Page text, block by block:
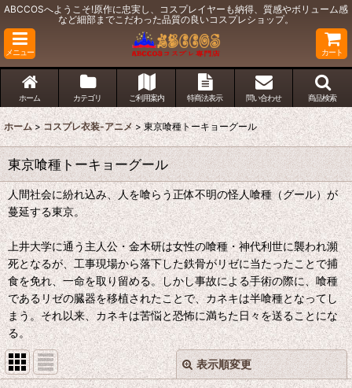
ABCCOSへようこそ!原作に忠実し、コスプレイヤーも納得、質感やボリューム感
など細部までこだわった品質の良いコスプレショップ。
メニュー カート
ホーム カテゴリ ご利用案内 特商法表示 問い合わせ 商品検索
ホーム > コスプレ衣装-アニメ > 東京喰種トーキョーグール
東京喰種トーキョーグール
人間社会に紛れ込み、人を喰らう正体不明の怪人喰種（グール）が
蔓延する東京。
上井大学に通う主人公・金木研は女性の喰種・神代利世に襲われ瀕
死となるが、工事現場から落下した鉄骨がリゼに当たったことで捕
食を免れ、一命を取り留める。しかし事故による手術の際に、喰種
であるリゼの臓器を移植されたことで、カネキは半喰種となってし
まう。それ以来、カネキは苦悩と恐怖に満ちた日々を送ることにな
る。
表示順変更 閉じる